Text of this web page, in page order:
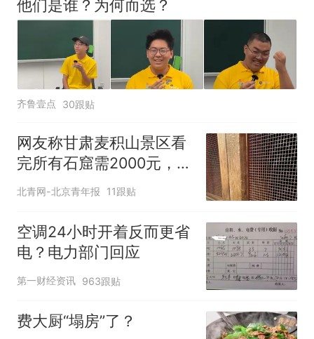
他们是谁？为何而选？
齐鲁壹点 30跟贴
网友称甘肃麦积山景区看
完所有石窟需2000元，景
区：部分石窟受特别保
北青网-北京青年报 11跟贴
空调24小时开着反而更省
电？电力部门回应
第一财经资讯 963跟贴
费大厨“塌房”了？